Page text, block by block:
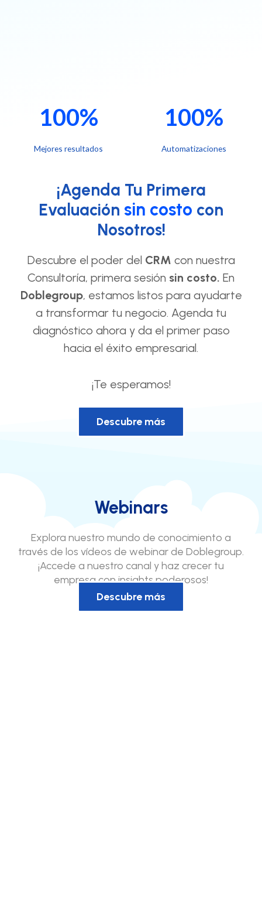
100%
Mejores resultados
100%
Automatizaciones
¡Agenda Tu Primera
Evaluación sin costo con
Nosotros!
Descubre el poder del CRM con nuestra
Consultoría, primera sesión sin costo. En
Doblegroup, estamos listos para ayudarte
a transformar tu negocio. Agenda tu
diagnóstico ahora y da el primer paso
hacia el éxito empresarial.
¡Te esperamos!
Descubre más
Webinars
Explora nuestro mundo de conocimiento a
través de los vídeos de webinar de Doblegroup.
¡Accede a nuestro canal y haz crecer tu
empresa con insights poderosos!
Descubre más